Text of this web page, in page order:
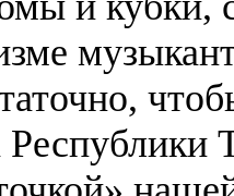
Республики